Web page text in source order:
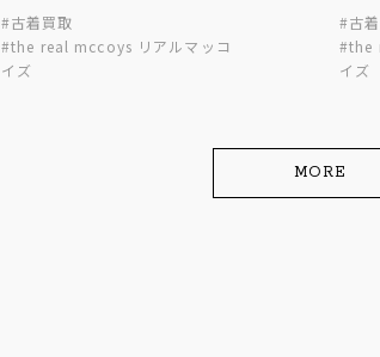
#古着買取
#the real mccoys リアルマッコ
イズ
#古
#the
イズ
MORE